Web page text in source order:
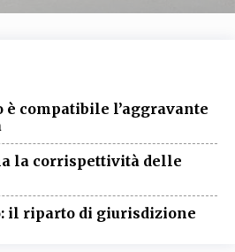
compatibile l’aggravante
la corrispettività delle
il riparto di giurisdizione